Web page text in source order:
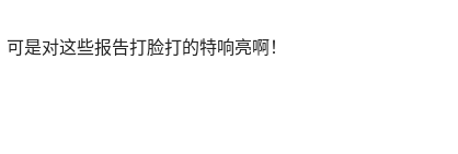
是对这些报告打脸打的特响亮啊！